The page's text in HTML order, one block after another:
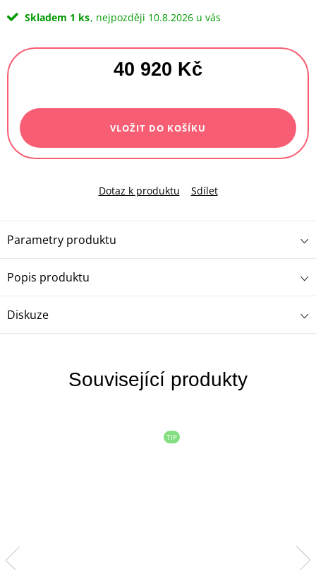
Skladem 1 ks 10.8.2026
40 920 Kč
VLOŽIT DO KOŠÍKU
Dotaz k produktu Sdílet
Popis produktu
Parametry produktu
Diskuze
Související produkty
TIP